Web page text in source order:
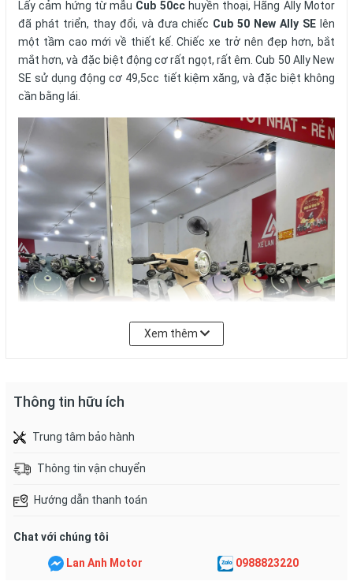
Mô tả chi
tiết
Bảo hành Đánh giá
ĐÁNH GIÁ TỔNG QUAN CUB 50 ALLY NEW SE:
Lấy cảm hứng từ mẫuCub 50cchuyền thoại, Hãng Ally Motor
đã phát triển, thay đổi, và đưa chiếc Cub 50 New Ally SElên
một tầm cao mới về thiết kế. Chiếc xe trở nên đẹp hơn, bắt
mắt hơn, và đặc biệt động cơ rất ngọt, rất êm. Cub 50 Ally New
SE sử dụng động cơ 49,5cc tiết kiệm xăng, và đặc biệt không
cần bằng lái.